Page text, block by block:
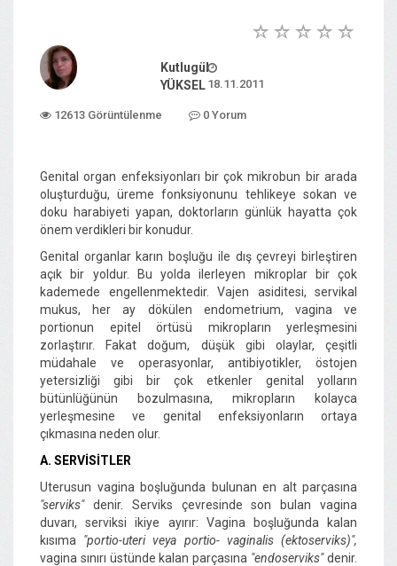
Kutlugül
YÜKSEL 18.11.2011
12613 Görüntülenme 0 Yorum
Genital organ enfeksiyonları bir çok mikrobun bir arada
oluşturduğu, üreme fonksiyonunu tehlikeye sokan ve
doku harabiyeti yapan, doktorların günlük hayatta çok
önem verdikleri bir konudur.
Genital organlar karın boşluğu ile dış çevreyi birleştiren
açık bir yoldur. Bu yolda ilerleyen mikroplar bir çok
kademede engellenmektedir. Vajen asiditesi, servikal
mukus, her ay dökülen endometrium, vagina ve
portionun epitel örtüsü mikropların yerleşmesini
zorlaştırır. Fakat doğum, düşük gibi olaylar, çeşitli
müdahale ve operasyonlar, antibiyotikler, östojen
yetersizliği gibi bir çok etkenler genital yolların
bütünlüğünün bozulmasına, mikropların kolayca
yerleşmesine ve genital enfeksiyonların ortaya
çıkmasına neden olur.
A. SERVİSİTLER
Uterusun vagina boşluğunda bulunan en alt parçasına
"serviks"denir. Serviks çevresinde son bulan vagina
duvarı, serviksi ikiye ayırır: Vagina boşluğunda kalan
kısıma "portio-uteri veya portio- vaginalis (ektoserviks)",
vagina sınırı üstünde kalan parçasına "endoserviks"denir.